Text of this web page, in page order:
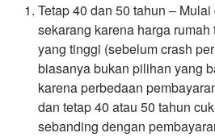
Tetap 40 dan 50 tahun –
sekarang karena harga
yang tinggi (sebelum crash
biasanya bukan pilihan yang
karena perbedaan
dan tetap 40 atau 50 tahun
sebanding dengan